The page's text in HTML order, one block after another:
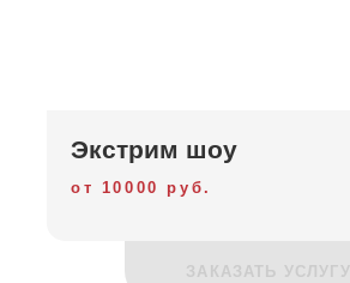
Экстрим шоу
от 10000 руб.
ЗАКАЗАТЬ УСЛУГУ